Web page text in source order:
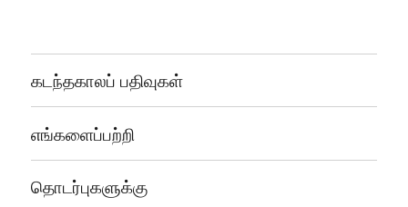
கடந்தகாலப் பதிவுகள்
எங்களைப்பற்றி
தொடர்புகளுக்கு